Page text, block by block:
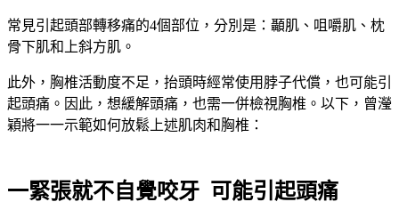
常見引起頭部轉移痛的4個部位，分別是：顳肌、咀嚼肌、枕
骨下肌和上斜方肌。
此外，胸椎活動度不足，抬頭時經常使用脖子代償，也可能引
起頭痛。因此，想緩解頭痛，也需一併檢視胸椎。以下，曾瀅
穎將一一示範如何放鬆上述肌肉和胸椎：
一緊張就不自覺咬牙 可能引起頭痛